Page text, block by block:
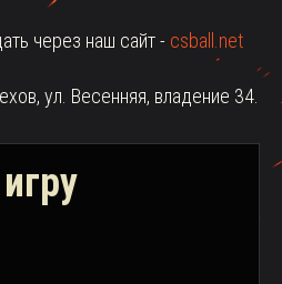
через наш сайт - csball.net
ул. Весенняя, владение 34.